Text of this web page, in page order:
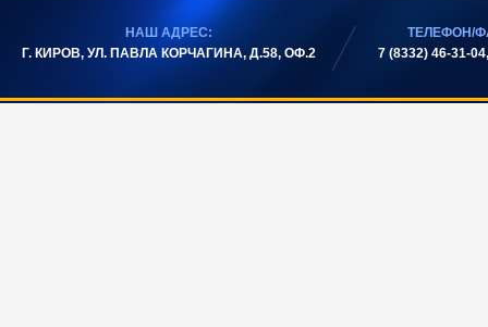
НАШ АДРЕС:
Г. КИРОВ, УЛ. ПАВЛА КОРЧАГИНА, Д.58, ОФ.2
ТЕЛЕФОН/
7 (8332) 46-31-